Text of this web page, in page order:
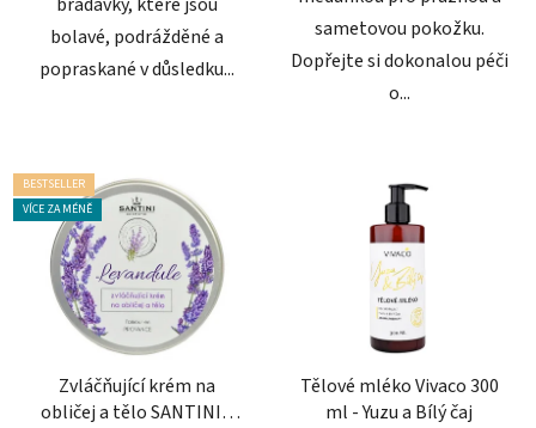
bolavé, podrážděné a
popraskané v důsledku...
sametovou pokožku.
Dopřejte si dokonalou péči
o...
BESTSELLER
VÍCE ZA MÉNĚ
Zvláčňující krém na
obličej a tělo SANTINI s
Tělové mléko Vivaco 300
ml - Yuzu a Bílý čaj